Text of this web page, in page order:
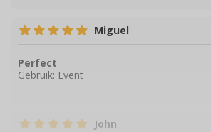
Miguel
Perfect
Gebruik: Event
John